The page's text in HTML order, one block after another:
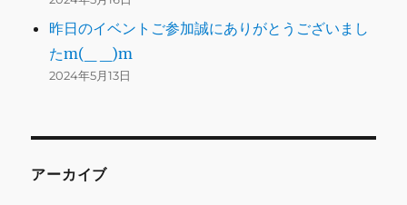
昨日のイベントご参加誠にありがとうございまし
たm(_ _)m
2024年5月13日
アーカイブ